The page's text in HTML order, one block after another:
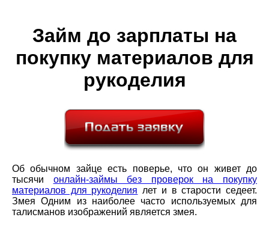
Займ до зарплаты на
покупку материалов для
рукоделия
Об обычном зайце есть поверье, что он живет до
тысячи онлайн-займы без проверок на покупку
материалов для рукоделия лет и в старости седеет.
Змея Одним из наиболее часто используемых для
талисманов изображений является змея.